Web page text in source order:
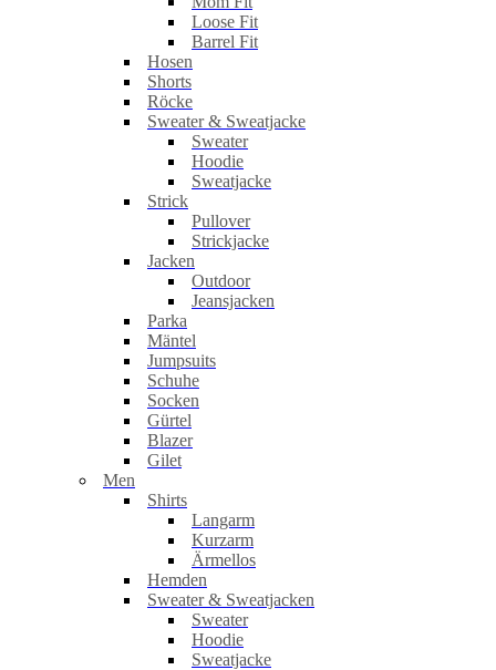
Loose Fit
Barrel Fit
Hosen
Shorts
Röcke
Sweater & Sweatjacke
Sweater
Hoodie
Sweatjacke
Strick
Pullover
Strickjacke
Jacken
Outdoor
Jeansjacken
Parka
Mäntel
Jumpsuits
Schuhe
Socken
Gürtel
Blazer
Gilet
Men
Shirts
Langarm
Kurzarm
Ärmellos
Hemden
Sweater & Sweatjacken
Sweater
Hoodie
Sweatjacke